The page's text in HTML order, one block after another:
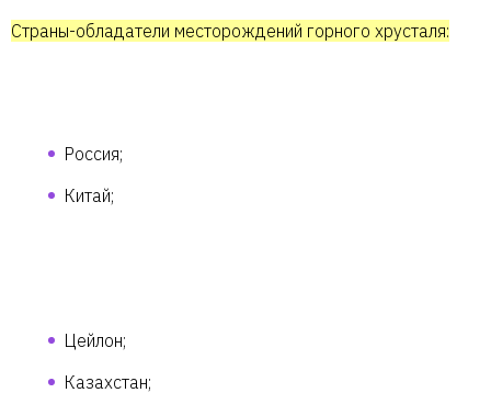
Страны-обладатели месторождений горного хрусталя:
Россия;
Китай;
Цейлон;
Казахстан;